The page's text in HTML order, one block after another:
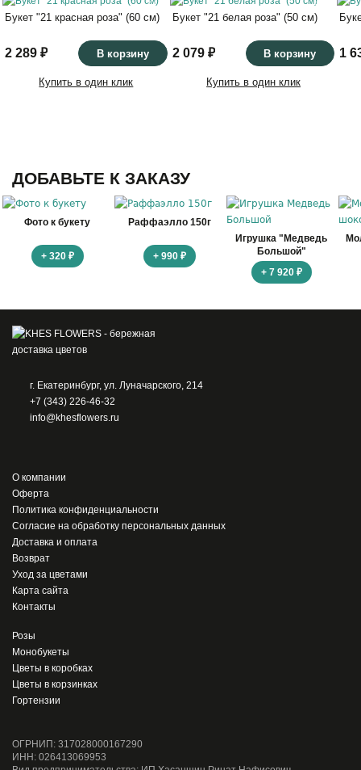
37
Букет "21 красная роза" (60 см)
2 289 ₽ В корзину
Купить в один клик
37
Букет "21 белая роза" (50 см)
2 079 ₽ В корзину
Купить в один клик
1
ДОБАВЬТЕ К ЗАКАЗУ
Фото к букету
+ 320 ₽
Раффаэлло 150г
+ 990 ₽
Игрушка "Медведь
Большой"
+ 7 920 ₽
г. Екатеринбург, ул. Луначарского, 214
+7 (343) 226-46-32
info@khesflowers.ru
О компании
Оферта
Политика конфиденциальности
Согласие на обработку персональных данных
Доставка и оплата
Возврат
Уход за цветами
Карта сайта
Контакты
Розы
Монобукеты
Цветы в коробках
Цветы в корзинках
Гортензии
ОГРНИП: 317028000167290
ИНН: 026413069953